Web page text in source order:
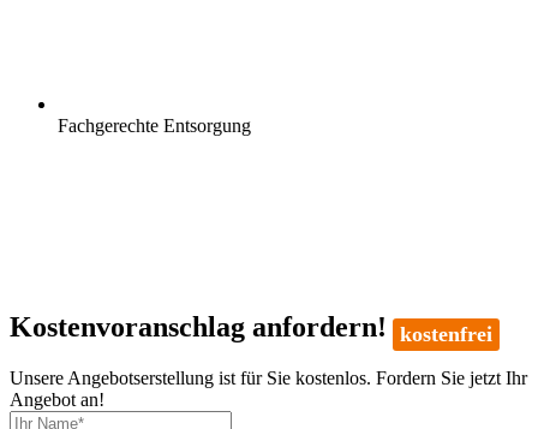
Fachgerechte Entsorgung
Kostenvoranschlag anfordern! kostenfrei
Unsere Angebotserstellung ist für Sie kostenlos. Fordern Sie jetzt Ihr
Angebot an!